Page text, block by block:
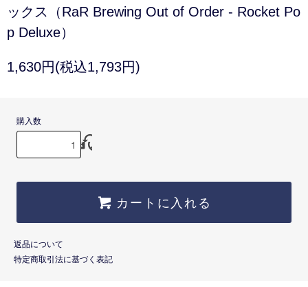
ックス（RaR Brewing Out of Order - Rocket Po
p Deluxe）
1,630円(税込1,793円)
購入数
カートに入れる
返品について
特定商取引法に基づく表記